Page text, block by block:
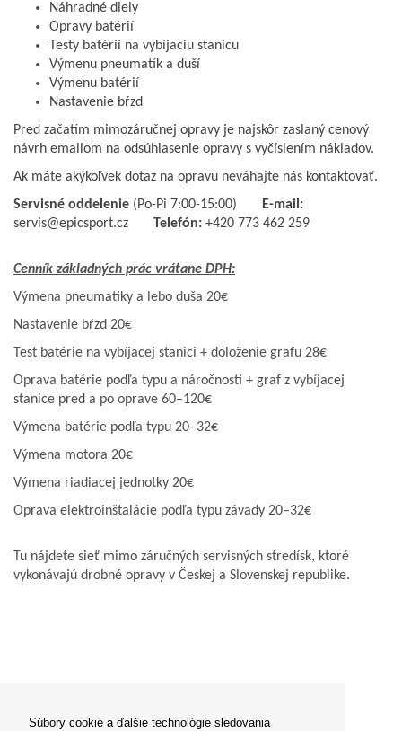
Súbory cookie a ďalšie technológie sledovania
Náhradné diely
Opravy batérií
Testy batérií na vybíjaciu stanicu
Výmenu pneumatík a duší
Výmenu batérií
Nastavenie bŕzd
Pred začatím mimozáručnej opravy je najskôr zaslaný cenový
návrh emailom na odsúhlasenie opravy s vyčíslením nákladov.
Ak máte akýkoľvek dotaz na opravu neváhajte nás kontaktovať.
Servisné oddelenie (Po-Pi 7:00-15:00) E-mail:
servis@epicsport.cz
Telefón: +420 773 462 259
Cenník základných prác vrátane DPH:
Výmena pneumatiky a lebo duša 20€
Nastavenie bŕzd 20€
Test batérie na vybíjacej stanici + doloženie grafu 28€
Oprava batérie podľa typu a náročnosti + graf z vybíjacej
stanice pred a po oprave 60–120€
Výmena batérie podľa typu 20–32€
Výmena motora 20€
Výmena riadiacej jednotky 20€
Oprava elektroinštalácie podľa typu závady 20–32€
Tu nájdete sieť mimo záručných servisných stredísk, ktoré
vykonávajú drobné opravy v Českej a Slovenskej republike.